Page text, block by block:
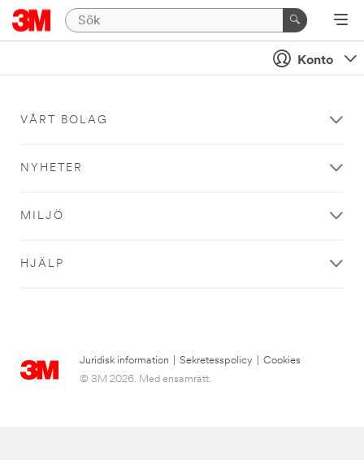
Konto
VÅRT BOLAG
NYHETER
MILJÖ
HJÄLP
Juridisk information Sekretesspolicy
Cookies
© 3M 2026. Med ensamrätt.